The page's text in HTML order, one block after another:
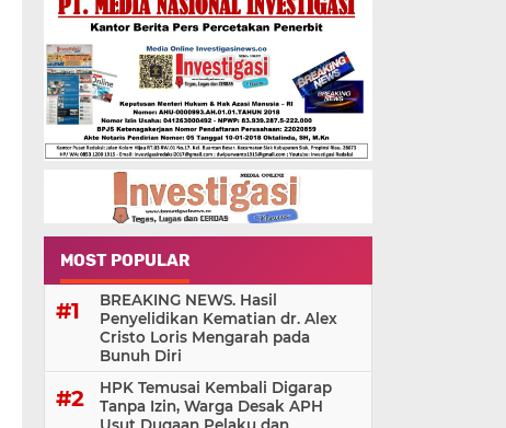
MOST POPULAR
BREAKING NEWS. Hasil
Penyelidikan Kematian dr. Alex
Cristo Loris Mengarah pada
Bunuh Diri
HPK Temusai Kembali Digarap
Tanpa Izin, Warga Desak APH